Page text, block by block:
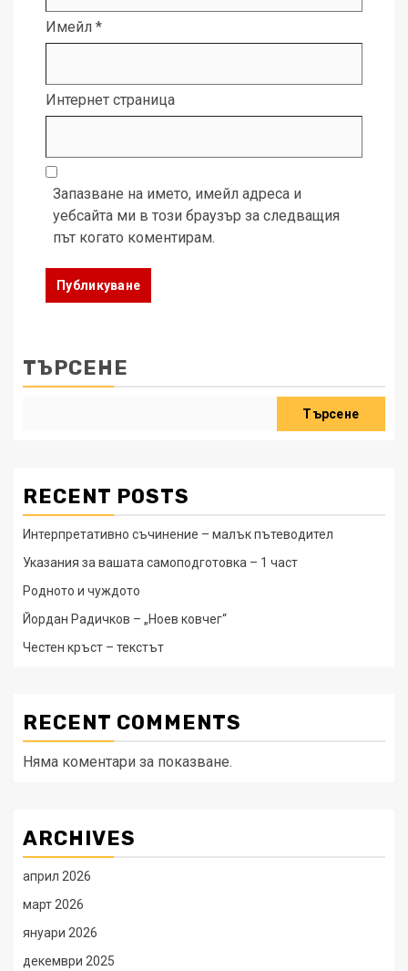
Имейл *
Интернет страница
Запазване на името, имейл адреса и
уебсайта ми в този браузър за следващия
път когато коментирам.
ТЪРСЕНЕ
Търсене
RECENT POSTS
Интерпретативно съчинение – малък пътеводител
Указания за вашата самоподготовка – 1 част
Родното и чуждото
Йордан Радичков – „Ноев ковчег“
Честен кръст – текстът
RECENT COMMENTS
Няма коментари за показване.
ARCHIVES
април 2026
март 2026
януари 2026
декември 2025